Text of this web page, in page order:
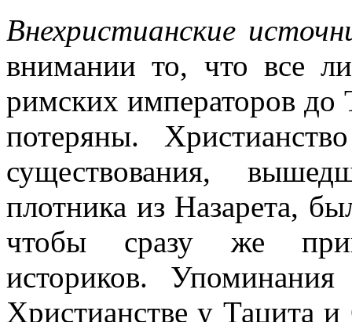
Внехристианские
внимании то, что все
римских императоров до
потеряны.
существования,
плотника из Назарета,
чтобы сразу же
историков.
Христианстве у Тацита